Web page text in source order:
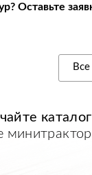
Оставьте